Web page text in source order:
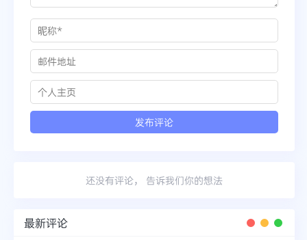
还没有评论， 告诉我们你的想法
最新评论